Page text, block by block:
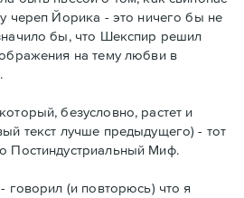
череп Йорика - это ничего бы не
бы, что Шекспир решил
на тему любви в
безусловно, растет и
текст лучше предыдущего) - тот
Постиндустриальный Миф.
говорил (и повторюсь) что я